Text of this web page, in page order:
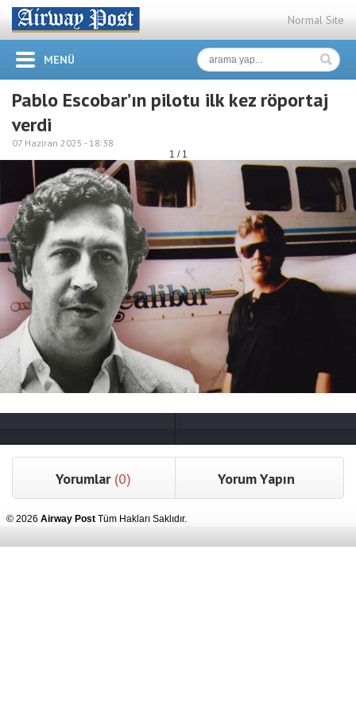
Normal Site
MENÜ
Pablo Escobar’ın pilotu ilk kez röportaj
verdi
07 Haziran 2025 - 18:38
1 / 1
Yorumlar (0) Yorum Yapın
© 2026 Airway Post Tüm Hakları Saklıdır.